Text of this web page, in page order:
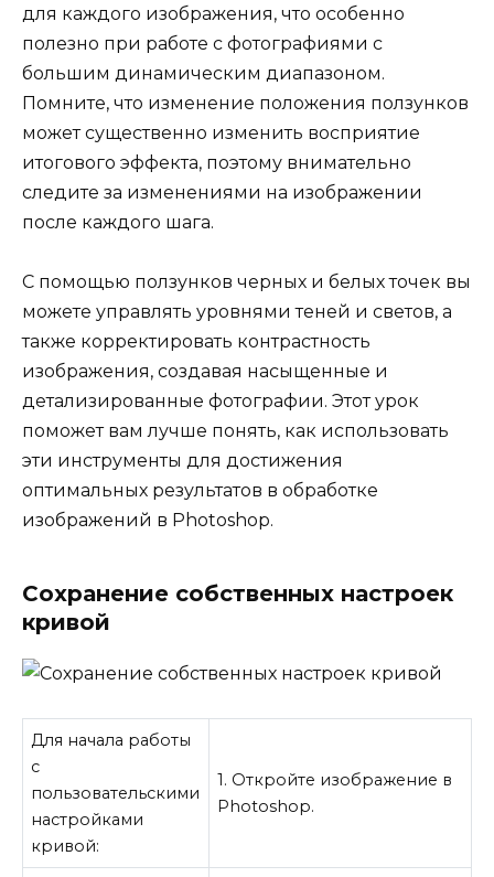
для каждого изображения, что особенно
полезно при работе с фотографиями с
большим динамическим диапазоном.
Помните, что изменение положения ползунков
может существенно изменить восприятие
итогового эффекта, поэтому внимательно
следите за изменениями на изображении
после каждого шага.
С помощью ползунков черных и белых точек вы
можете управлять уровнями теней и светов, а
также корректировать контрастность
изображения, создавая насыщенные и
детализированные фотографии. Этот урок
поможет вам лучше понять, как использовать
эти инструменты для достижения
оптимальных результатов в обработке
изображений в Photoshop.
Сохранение собственных настроек
кривой
Для начала работы
с
пользовательскими
настройками
кривой:
1. Откройте изображение в
Photoshop.